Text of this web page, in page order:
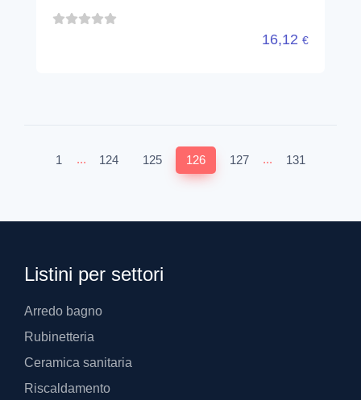
16,12 €
1 ... 124 125 126 127 ... 131
Listini per settori
Arredo bagno
Rubinetteria
Ceramica sanitaria
Riscaldamento